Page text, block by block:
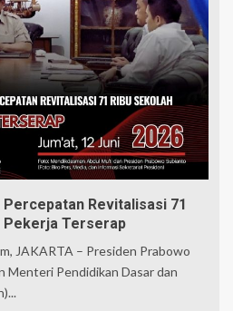
Revitalisasi 71
Pekerja Terserap
JAKARTA – Presiden Prabowo
Menteri Pendidikan Dasar dan